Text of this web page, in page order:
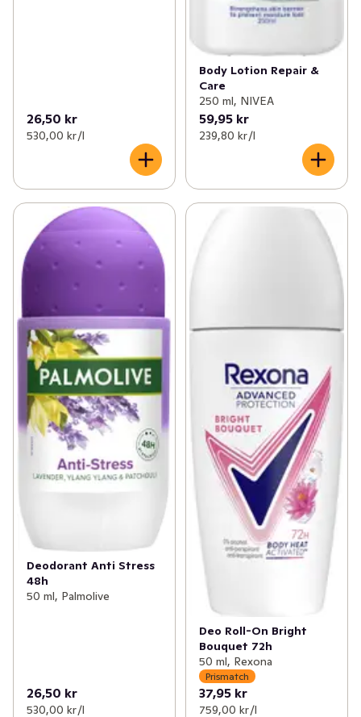
26,50 kr
530,00 kr /l
Body Lotion Repair &
Care
250 ml, NIVEA
59,95 kr
239,80 kr /l
Deodorant Anti Stress
48h
50 ml, Palmolive
26,50 kr
530,00 kr /l
Deo Roll-On Bright
Bouquet 72h
50 ml, Rexona
Prismatch
37,95 kr
759,00 kr /l